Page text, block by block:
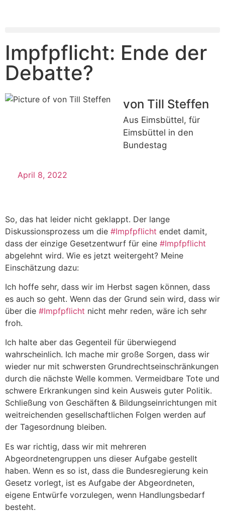
Impfpflicht: Ende der
Debatte?
von Till Steffen
Aus Eimsbüttel, für
Eimsbüttel in den
Bundestag
April 8, 2022
So, das hat leider nicht geklappt. Der lange
Diskussionsprozess um die #Impfpflicht endet damit,
dass der einzige Gesetzentwurf für eine #Impfpflicht
abgelehnt wird. Wie es jetzt weitergeht? Meine
Einschätzung dazu:
Ich hoffe sehr, dass wir im Herbst sagen können, dass
es auch so geht. Wenn das der Grund sein wird, dass wir
über die #Impfpflicht nicht mehr reden, wäre ich sehr
froh.
Ich halte aber das Gegenteil für überwiegend
wahrscheinlich. Ich mache mir große Sorgen, dass wir
wieder nur mit schwersten Grundrechtseinschränkungen
durch die nächste Welle kommen. Vermeidbare Tote und
schwere Erkrankungen sind kein Ausweis guter Politik.
Schließung von Geschäften & Bildungseinrichtungen mit
weitreichenden gesellschaftlichen Folgen werden auf
der Tagesordnung bleiben.
Es war richtig, dass wir mit mehreren
Abgeordnetengruppen uns dieser Aufgabe gestellt
haben. Wenn es so ist, dass die Bundesregierung kein
Gesetz vorlegt, ist es Aufgabe der Abgeordneten,
eigene Entwürfe vorzulegen, wenn Handlungsbedarf
besteht.